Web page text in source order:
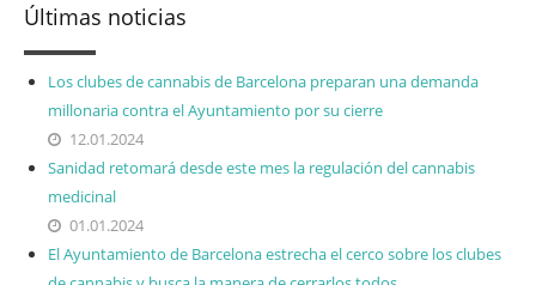
Últimas noticias
Los clubes de cannabis de Barcelona preparan una demanda
millonaria contra el Ayuntamiento por su cierre
12.01.2024
Sanidad retomará desde este mes la regulación del cannabis
medicinal
01.01.2024
El Ayuntamiento de Barcelona estrecha el cerco sobre los clubes